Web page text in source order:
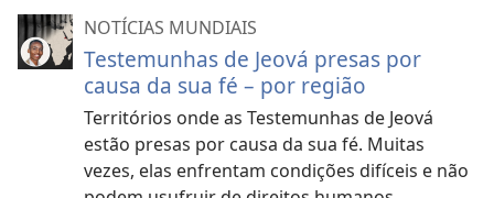
NOTÍCIAS MUNDIAIS
Testemunhas de Jeová presas por
causa da sua fé – por região
Territórios onde as Testemunhas de Jeová
estão presas por causa da sua fé. Muitas
vezes, elas enfrentam condições difíceis e não